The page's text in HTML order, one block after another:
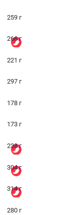
259 г
266 г
221 г
297 г
178 г
173 г
238 г
304 г
314 г
280 г